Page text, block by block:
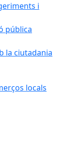
i
pública
la ciutadania
locals